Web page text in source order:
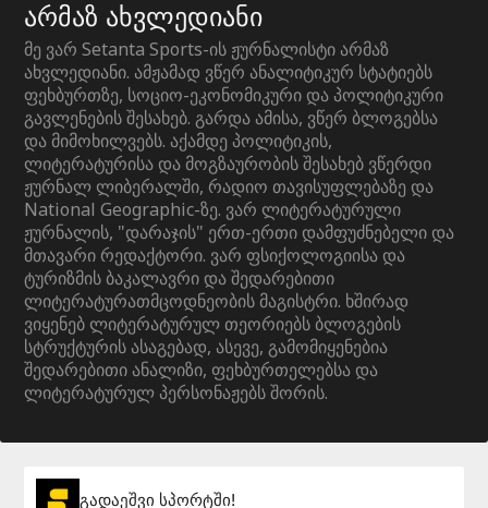
არმაზ ახვლედიანი
მე ვარ Setanta Sports-ის ჟურნალისტი არმაზ
ახვლედიანი. ამჟამად ვწერ ანალიტიკურ სტატიებს
ფეხბურთზე, სოციო-ეკონომიკური და პოლიტიკური
გავლენების შესახებ. გარდა ამისა, ვწერ ბლოგებსა
და მიმოხილვებს. აქამდე პოლიტიკის,
ლიტერატურისა და მოგზაურობის შესახებ ვწერდი
ჟურნალ ლიბერალში, რადიო თავისუფლებაზე და
National Geographic-ზე. ვარ ლიტერატურული
ჟურნალის, "დარაჯის" ერთ-ერთი დამფუძნებელი და
მთავარი რედაქტორი. ვარ ფსიქოლოგიისა და
ტურიზმის ბაკალავრი და შედარებითი
ლიტერატურათმცოდნეობის მაგისტრი. ხშირად
ვიყენებ ლიტერატურულ თეორიებს ბლოგების
სტრუქტურის ასაგებად, ასევე, გამომიყენებია
შედარებითი ანალიზი, ფეხბურთელებსა და
ლიტერატურულ პერსონაჟებს შორის.
გადაეშვი სპორტში!